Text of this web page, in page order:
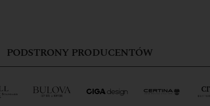
PODSTRONY PRODUCENTÓW